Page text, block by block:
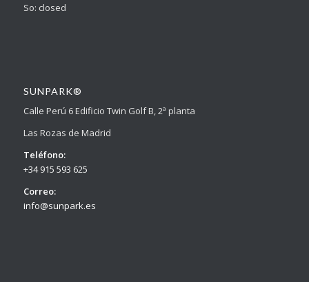
So: closed
SUNPARK®
Calle Perú 6 Edificio Twin Golf B, 2ª planta
Las Rozas de Madrid
Teléfono:
+34 915 593 625
Correo:
info@sunpark.es